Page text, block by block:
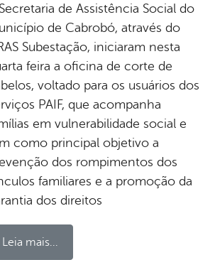
de Assistência Social do
de Cabrobó, através do
Subestação, iniciaram nesta
feira a oficina de corte de
voltado para os usuários dos
PAIF, que acompanha
em vulnerabilidade social e
como principal objetivo a
dos rompimentos dos
familiares e a promoção da
dos direitos
Leia mais...